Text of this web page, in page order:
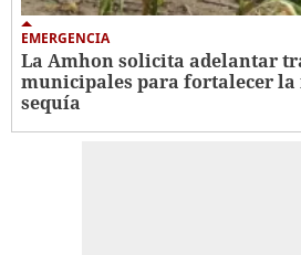
EMERGENCIA
La Amhon solicita adelantar
municipales para fortalecer la
sequía